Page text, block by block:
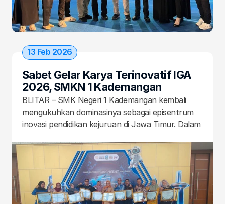
Sabet Gelar Karya Terinovatif IGA
2026, SMKN 1 Kademangan
Revolusi Sektor Pertanian dan
Perikanan
BLITAR – SMK Negeri 1 Kademangan kembali
mengukuhkan dominasinya sebagai episentrum
inovasi pendidikan kejuruan di Jawa Timur. Dalam
(IGA) 2026 yang dihelat oleh Dinas Pendidikan
Provinsi Jawa Timur, sekolah ini sukses meraih
penghargaan atas dedikasi luar biasa dalam
melahirkan karya-karya terinovatif yang
berdampak langsung pada masyarakat
13 Feb 2026